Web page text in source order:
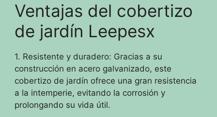
Ventajas del cobertizo
de jardín Leepesx
1. Resistente y duradero: Gracias a su
construcción en acero galvanizado, este
cobertizo de jardín ofrece una gran resistencia
a la intemperie, evitando la corrosión y
prolongando su vida útil.